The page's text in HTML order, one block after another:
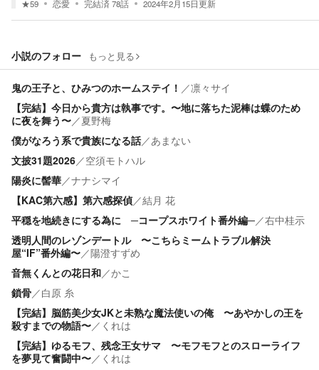
★59 恋愛 完結済78話 2024年2月15日更新
小説のフォロー もっと見る
鬼の王子と、ひみつのホームステイ！ ／凛々サイ
【完結】今日から貴方は執事です。〜地に落ちた泥棒は蝶のため
に夜を舞う〜／夏野梅
僕がなろう系で貴族になる話／あまない
文披31題2026／空須モトハル
陽炎に髻華／ナナシマイ
【KAC第六感】第六感探偵／結月 花
平穏を地続きにする為に ─コープスホワイト番外編─／右中桂示
透明人間のレゾンデートル 〜こちらミームトラブル解決
屋“IF”番外編〜／陽澄すずめ
音無くんとの花日和／かこ
鎖骨／白原 糸
【完結】脳筋美少女JKと未熟な魔法使いの俺 〜あやかしの王を
殺すまでの物語〜／ くれは
【完結】ゆるモフ、残念王女サマ 〜モフモフとのスローライフ
を夢見て奮闘中〜／ くれは